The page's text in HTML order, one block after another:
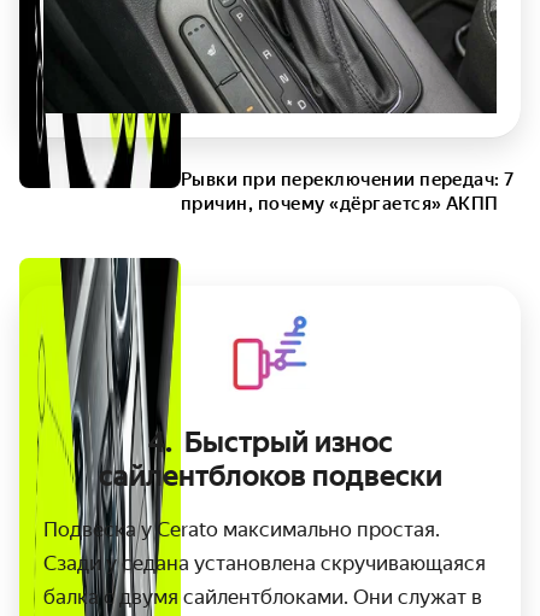
Рывки при переключении передач: 7
причин, почему «дёргается» АКПП
4. Быстрый износ
сайлентблоков подвески
Подвеска у Cerato максимально простая.
Сзади у седана установлена скручивающаяся
балка с двумя сайлентблоками. Они служат в